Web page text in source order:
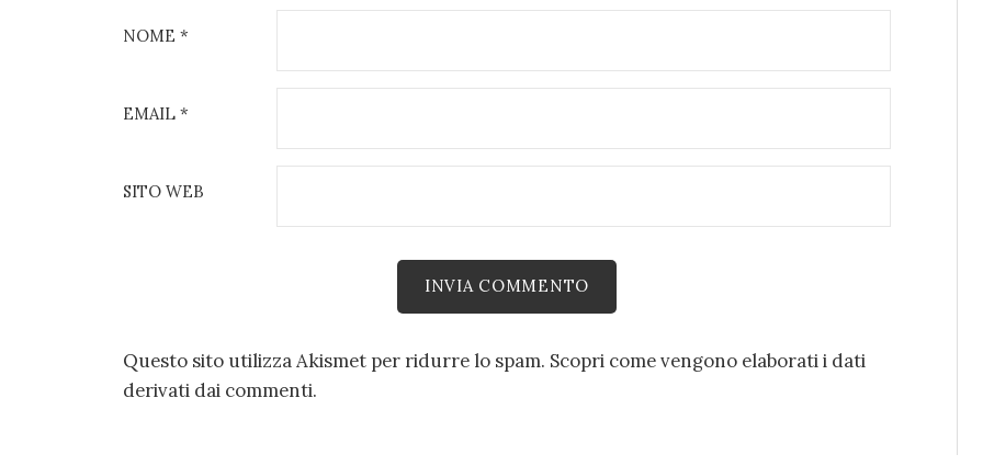
NOME *
EMAIL *
SITO WEB
Questo sito utilizza Akismet per ridurre lo spam. Scopri come vengono elaborati i dati
derivati dai commenti.